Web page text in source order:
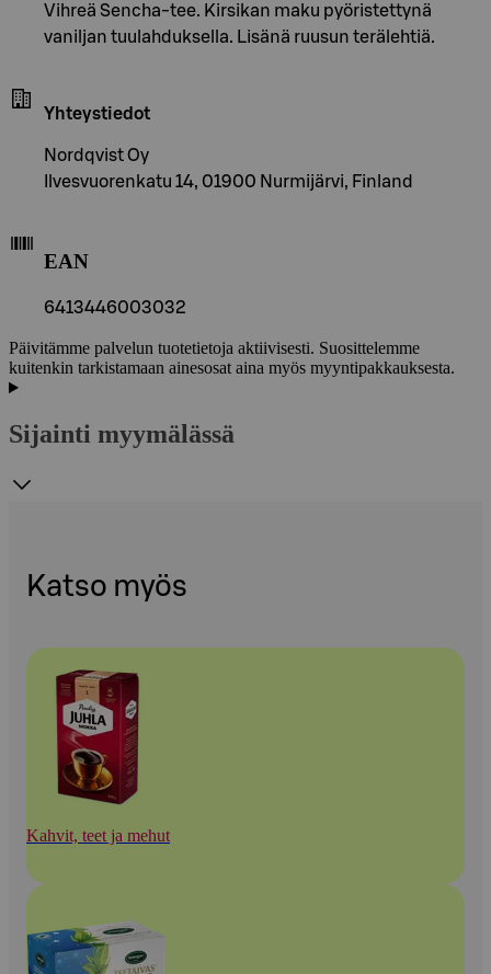
Vihreä Sencha-tee. Kirsikan maku pyöristettynä
vaniljan tuulahduksella. Lisänä ruusun terälehtiä.
Yhteystiedot
Nordqvist Oy
Ilvesvuorenkatu 14, 01900 Nurmijärvi, Finland
EAN
6413446003032
Päivitämme palvelun tuotetietoja aktiivisesti. Suosittelemme
kuitenkin tarkistamaan ainesosat aina myös myyntipakkauksesta.
Sijainti myymälässä
Katso myös
Kahvit, teet ja mehut